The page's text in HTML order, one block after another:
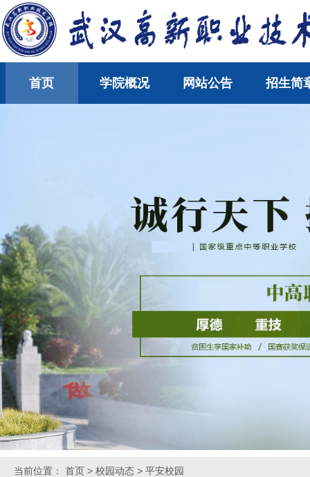
首页 学院概况 网站公告 招生简
当前位置： 首页 > 校园动态 > 平安校园